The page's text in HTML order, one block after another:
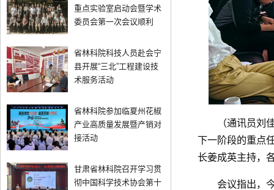
（通讯员
下一阶段的重点
长姜成英主持，
会议指出，
重点实验室启动会暨学术
委员会第一次会议顺利
省林科院科技人员赴会宁
县开展“三北”工程建设技
术服务活动
省林科院参加临夏州花椒
产业高质量发展暨产销对
接活动
甘肃省林科院召开学习贯
彻中国科学技术协会第十